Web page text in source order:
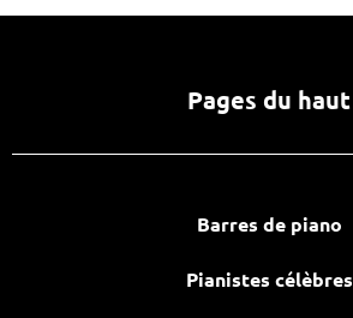
Pages du haut
Barres de piano
Pianistes célèbres